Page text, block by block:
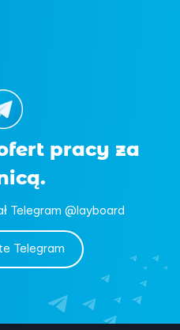
pracy za
Telegram @layboard
Telegram